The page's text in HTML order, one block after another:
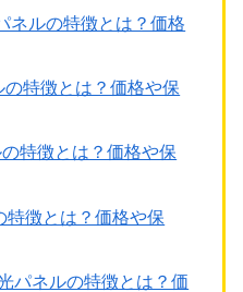
ネルの特徴とは？価格
特徴とは？価格や保
特徴とは？価格や保
特徴とは？価格や保
パネルの特徴とは？価